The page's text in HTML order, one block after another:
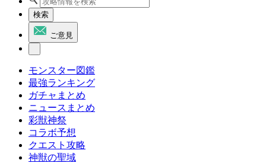
検索
ご意見
モンスター図鑑
最強ランキング
ガチャまとめ
ニュースまとめ
彩獣神祭
コラボ予想
クエスト攻略
神獣の聖域